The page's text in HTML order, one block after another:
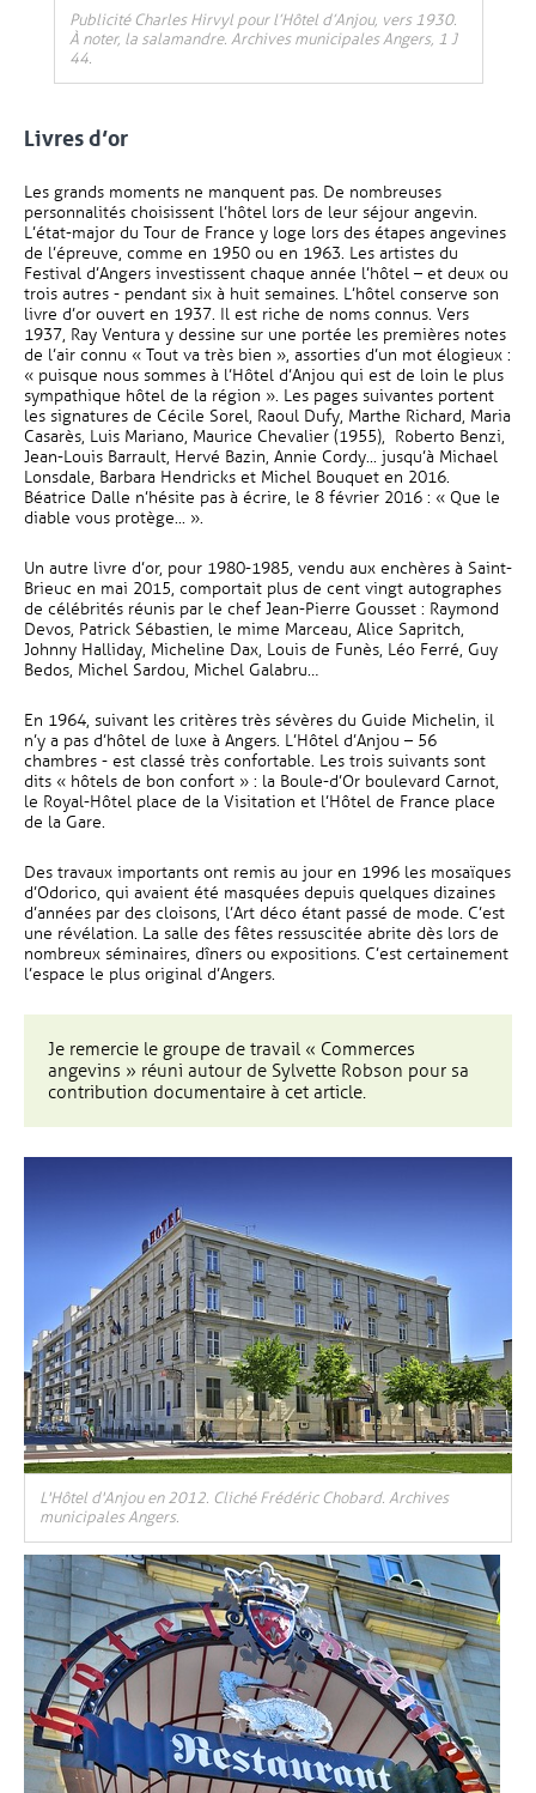
Publicité Charles Hirvyl pour l’Hôtel d’Anjou, vers 1930.
À noter, la salamandre. Archives municipales Angers, 1 J
44.
Livres d’or
Les grands moments ne manquent pas. De nombreuses
personnalités choisissent l’hôtel lors de leur séjour angevin.
L’état-major du Tour de France y loge lors des étapes angevines
de l’épreuve, comme en 1950 ou en 1963. Les artistes du
Festival d’Angers investissent chaque année l’hôtel – et deux ou
trois autres - pendant six à huit semaines. L’hôtel conserve son
livre d’or ouvert en 1937. Il est riche de noms connus. Vers
1937, Ray Ventura y dessine sur une portée les premières notes
de l’air connu « Tout va très bien », assorties d’un mot élogieux :
« puisque nous sommes à l’Hôtel d’Anjou qui est de loin le plus
sympathique hôtel de la région ». Les pages suivantes portent
les signatures de Cécile Sorel, Raoul Dufy, Marthe Richard, Maria
Casarès, Luis Mariano, Maurice Chevalier (1955), Roberto Benzi,
Jean-Louis Barrault, Hervé Bazin, Annie Cordy... jusqu’à Michael
Lonsdale, Barbara Hendricks et Michel Bouquet en 2016.
Béatrice Dalle n’hésite pas à écrire, le 8 février 2016 : « Que le
diable vous protège... ».
Un autre livre d’or, pour 1980-1985, vendu aux enchères à Saint-
Brieuc en mai 2015, comportait plus de cent vingt autographes
de célébrités réunis par le chef Jean-Pierre Gousset : Raymond
Devos, Patrick Sébastien, le mime Marceau, Alice Sapritch,
Johnny Halliday, Micheline Dax, Louis de Funès, Léo Ferré, Guy
Bedos, Michel Sardou, Michel Galabru…
En 1964, suivant les critères très sévères du Guide Michelin, il
n’y a pas d’hôtel de luxe à Angers. L’Hôtel d’Anjou – 56
chambres - est classé très confortable. Les trois suivants sont
dits « hôtels de bon confort » : la Boule-d’Or boulevard Carnot,
le Royal-Hôtel place de la Visitation et l’Hôtel de France place
de la Gare.
Des travaux importants ont remis au jour en 1996 les mosaïques
d’Odorico, qui avaient été masquées depuis quelques dizaines
d’années par des cloisons, l’Art déco étant passé de mode. C’est
une révélation. La salle des fêtes ressuscitée abrite dès lors de
nombreux séminaires, dîners ou expositions. C’est certainement
l’espace le plus original d’Angers.
Je remercie le groupe de travail « Commerces
angevins » réuni autour de Sylvette Robson pour sa
contribution documentaire à cet article.
L'Hôtel d'Anjou en 2012. Cliché Frédéric Chobard. Archives
municipales Angers.